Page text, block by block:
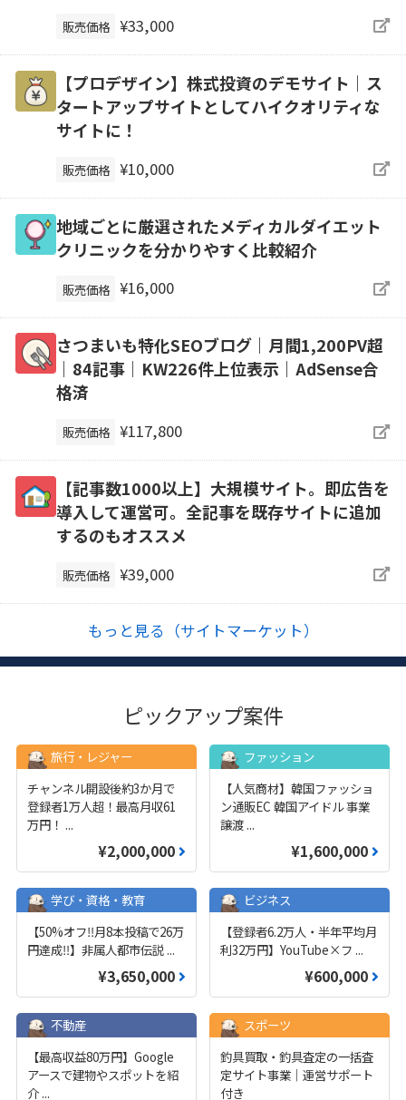
販売価格 ¥33,000
【プロデザイン】株式投資のデモサイト｜ス
タートアップサイトとしてハイクオリティな
サイトに！
販売価格 ¥10,000
地域ごとに厳選されたメディカルダイエット
クリニックを分かりやすく比較紹介
販売価格 ¥16,000
さつまいも特化SEOブログ｜月間1,200PV超
｜84記事｜KW226件上位表示｜AdSense合
格済
販売価格 ¥117,800
【記事数1000以上】大規模サイト。即広告を
導入して運営可。全記事を既存サイトに追加
するのもオススメ
販売価格 ¥39,000
もっと見る（サイトマーケット）
ピックアップ案件
旅行・レジャー
チャンネル開設後約3か月で
登録者1万人超！最高月収61
万円！ ...
¥2,000,000
ファッション
【人気商材】韓国ファッショ
ン通販EC 韓国アイドル 事業
譲渡 ...
¥1,600,000
学び・資格・教育
【50%オフ‼️月8本投稿で26万
円達成‼️】非属人都市伝説 ...
¥3,650,000
ビジネス
【登録者6.2万人・半年平均月
利32万円】YouTube×フ ...
¥600,000
不動産
【最高収益80万円】Google
アースで建物やスポットを紹
介 ...
スポーツ
釣具買取・釣具査定の一括査
定サイト事業｜運営サポート
付き